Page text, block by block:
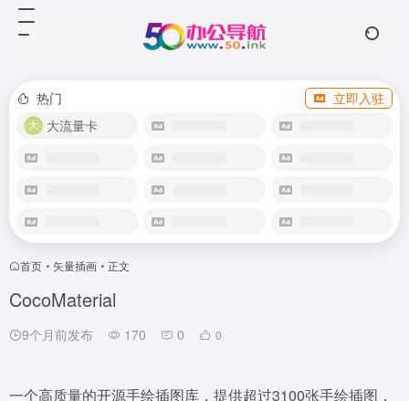
热门
立即入驻
大流量卡
首页 • 矢量插画 • 正文
CocoMaterial
9个月前发布 170 0 0
一个高质量的开源手绘插图库，提供超过3100张手绘插图，